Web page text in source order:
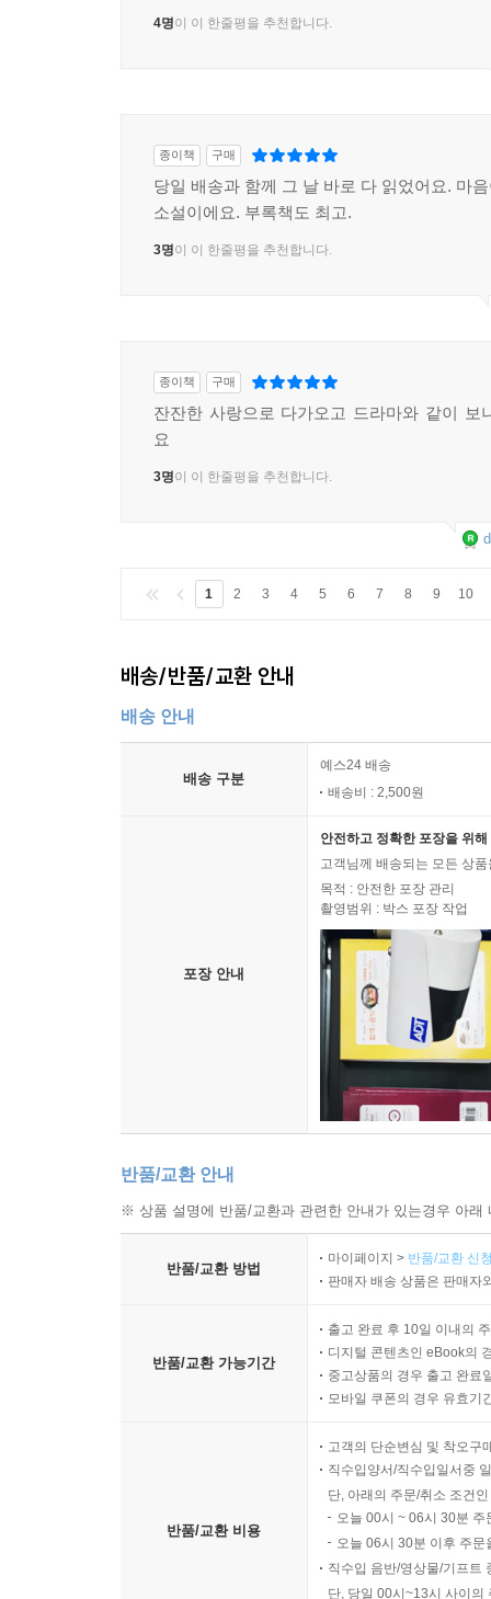
4명이 이 한줄평을 추천합니다.
종이책 구매
당일 배송과 함께 그 날 바로 다 읽었어요. 마
소설이에요. 부록책도 최고.
3명이 이 한줄평을 추천합니다.
종이책 구매
잔잔한 사랑으로 다가오고 드라마와 같이 보
요
3명이 이 한줄평을 추천합니다.
1 2 3 4 5 6 7 8 9 10
배송/반품/교환 안내
배송 안내
배송 구분
예스24 배송
배송비 : 2,500원
포장 안내
안전하고 정확한 포장을 위
고객님께 배송되는 모든 상
목적 : 안전한 포장 관리
촬영범위 : 박스 포장 작업
반품/교환 안내
※ 상품 설명에 반품/교환과 관련한 안내가 있는경우 아
반품/교환 방법
마이페이지 > 반품/교환 신
판매자 배송 상품은 판매자
반품/교환 가능기간
출고 완료 후 10일 이내의
디지털 콘텐츠인 eBook의
중고상품의 경우 출고 완료
모바일 쿠폰의 경우 유효기
반품/교환 비용
고객의 단순변심 및 착오구
직수입양서/직수입일서중
단, 아래의 주문/취소 조건
오늘 00시 ~ 06시 30분
오늘 06시 30분 이후 주
직수입 음반/영상물/기프트
단, 당일 00시~13시 사이의